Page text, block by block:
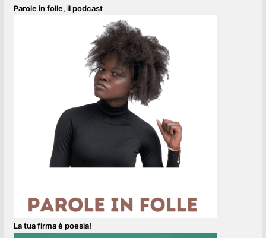
Parole in folle, il podcast
La tua firma è poesia!